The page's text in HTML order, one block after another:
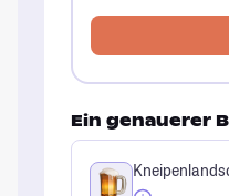
Ein genauerer